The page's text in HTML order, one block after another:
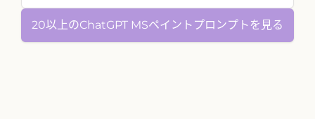
20以上のChatGPT MSペイントプロンプトを見る